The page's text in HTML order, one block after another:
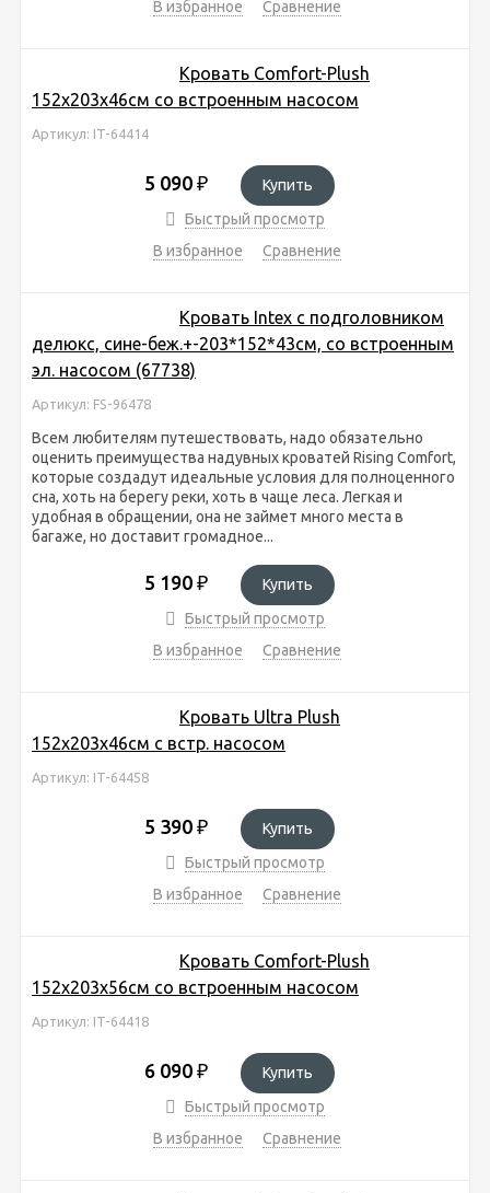
В избранное Сравнение
Кровать Comfort-Plush
152х203х46см со встроенным насосом
Артикул: IT-64414
5 090 ₽
Купить
Быстрый просмотр
В избранное
Сравнение
Кровать Intex с подголовником
делюкс, сине-беж.+-203*152*43см, со встроенным
эл. насосом (67738)
Артикул: FS-96478
Всем любителям путешествовать, надо обязательно
оценить преимущества надувных кроватей Rising Comfort,
которые создадут идеальные условия для полноценного
сна, хоть на берегу реки, хоть в чаще леса. Легкая и
удобная в обращении, она не займет много места в
багаже, но доставит громадное...
5 190 ₽
Купить
Быстрый просмотр
В избранное
Сравнение
Кровать Ultra Plush
152х203х46см с встр. насосом
Артикул: IT-64458
5 390 ₽
Купить
Быстрый просмотр
В избранное
Сравнение
Кровать Comfort-Plush
152х203х56см со встроенным насосом
Артикул: IT-64418
6 090 ₽
Купить
Быстрый просмотр
В избранное
Сравнение